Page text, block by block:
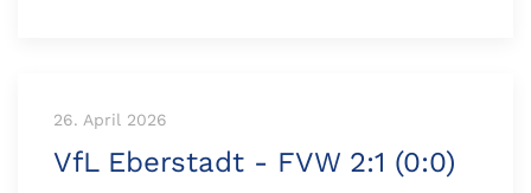
26. April 2026
VfL Eberstadt - FVW 2:1 (0:0)